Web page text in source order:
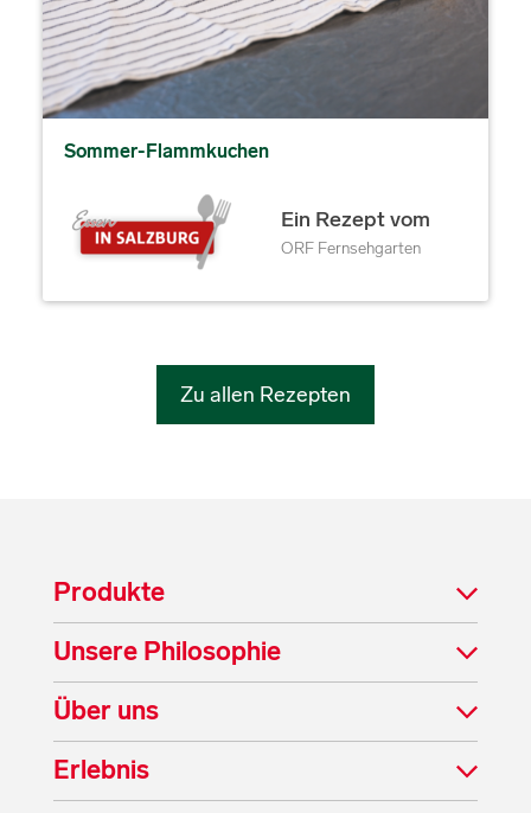
Sommer-Flammkuchen
Ein Rezept vom
ORF Fernsehgarten
Zu allen Rezepten
Produkte
Unsere Philosophie
Über uns
Erlebnis